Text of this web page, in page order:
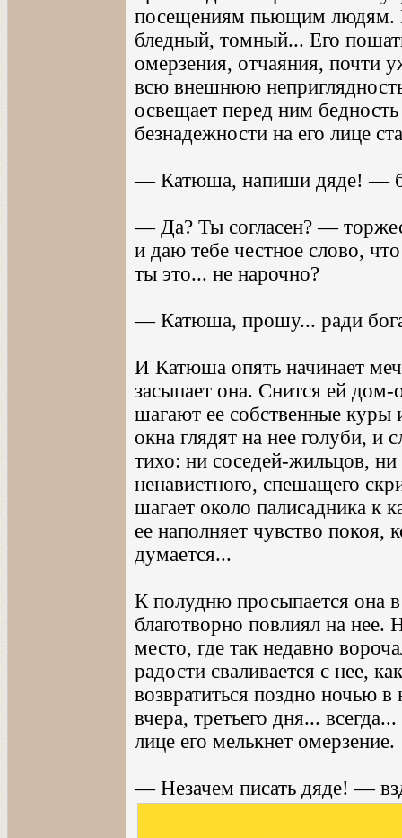
посещениям пьющим людям.
бледный, томный... Его
омерзения, отчаяния, почти
всю внешнюю
освещает перед ним
безнадежности на его лице
— Катюша, напиши дяде! —
— Да? Ты согласен? —
и даю тебе честное слово,
ты это... не нарочно?
— Катюша, прошу... ради
И Катюша опять начинает
засыпает она. Снится ей
шагают ее собственные куры
окна глядят на нее голуби,
тихо: ни соседей-жильцов,
ненавистного, спешащего
шагает около палисадника к
ее наполняет чувство покоя,
думается...
К полудню просыпается она
благотворно повлиял на нее.
место, где так недавно
радости сваливается с нее,
возвратиться поздно ночью
вчера, третьего дня...
лице его мелькнет омерзение.
— Незачем писать дяде! —